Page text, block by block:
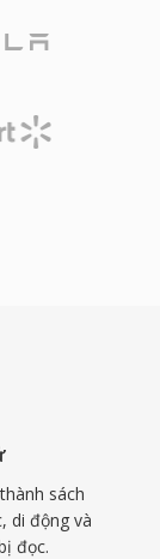
sách
di động và
đọc.